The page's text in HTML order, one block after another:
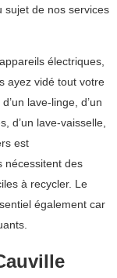
sujet de nos services
électriques,
ayez vidé tout votre
lave-linge, d’un
d’un lave-vaisselle,
est
nécessitent des
à recycler. Le
également car